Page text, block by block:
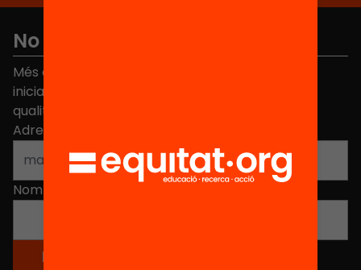
No et perdis res
Més de 40.000 persones ja han triat Equitat. Rep
iniciatives, propostes i projectes per millorar la
qualitat de l'educació a Catalunya.
Adreça electrònica
Nom